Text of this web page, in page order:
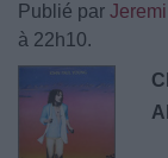
Publié par Jeremi
à 22h10.